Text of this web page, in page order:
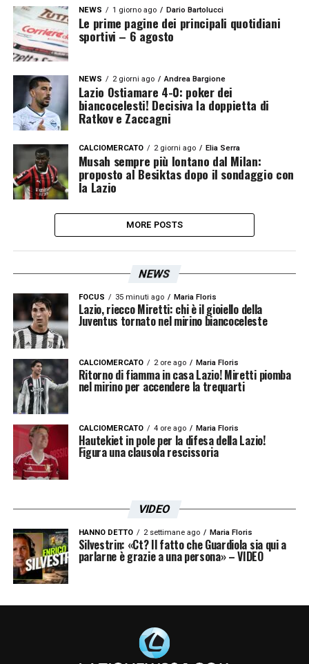
NEWS 1 giorno ago Dario Bartolucci
Le prime pagine dei principali quotidiani
sportivi – 6 agosto
NEWS 2 giorni ago Andrea Bargione
Lazio Ostiamare 4-0: poker dei
biancocelesti! Decisiva la doppietta di
Ratkov e Zaccagni
CALCIOMERCATO 2 giorni ago Elia Serra
Musah sempre più lontano dal Milan:
proposto al Besiktas dopo il sondaggio con
la Lazio
MORE POSTS
NEWS
FOCUS 35 minuti ago Maria Floris
Lazio, riecco Miretti: chi è il gioiello della
Juventus tornato nel mirino biancoceleste
CALCIOMERCATO 2 ore ago Maria Floris
Ritorno di fiamma in casa Lazio! Miretti piomba
nel mirino per accendere la trequarti
CALCIOMERCATO 4 ore ago Maria Floris
Hautekiet in pole per la difesa della Lazio!
Figura una clausola rescissoria
VIDEO
HANNO DETTO 2 settimane ago Maria Floris
Silvestrin: «Ct? Il fatto che Guardiola sia qui a
parlarne è grazie a una persona» – VIDEO